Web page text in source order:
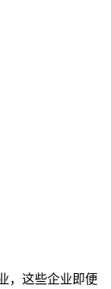
，这些企业即便